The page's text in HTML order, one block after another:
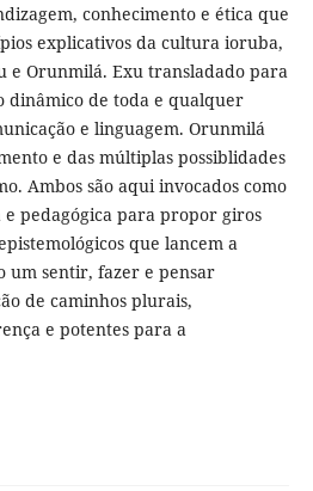
conhecimento e ética que
explicativos da cultura ioruba,
e Orunmilá. Exu transladado para
dinâmico de toda e qualquer
e linguagem. Orunmilá
e das múltiplas possiblidades
Ambos são aqui invocados como
pedagógica para propor giros
que lancem a
um sentir, fazer e pensar
de caminhos plurais,
e potentes para a